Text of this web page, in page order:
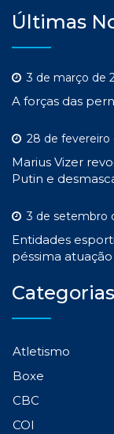
Últimas
3 de março de
A forças das
28 de fevereiro
Marius Vizer
Putin e
3 de setembro
Entidades
péssima
Categorias
Atletismo
Boxe
CBC
COI